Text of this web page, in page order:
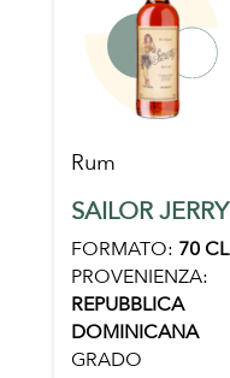
Rum
SAILOR JERRY
FORMATO: 70 CL
PROVENIENZA:
REPUBBLICA
DOMINICANA
GRADO